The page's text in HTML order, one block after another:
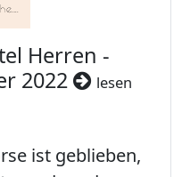
Herren -
2022
lesen
ist geblieben,